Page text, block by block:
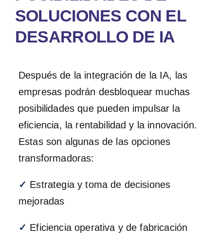
SOLUCIONES CON EL
DESARROLLO DE IA
Después de la integración de la IA, las
empresas podrán desbloquear muchas
posibilidades que pueden impulsar la
eficiencia, la rentabilidad y la innovación.
Estas son algunas de las opciones
transformadoras:
✓ Estrategia y toma de decisiones
mejoradas
✓ Eficiencia operativa y de fabricación